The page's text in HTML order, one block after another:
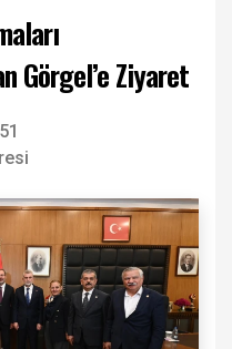
Görgel’e Ziyaret